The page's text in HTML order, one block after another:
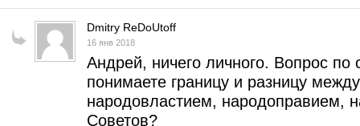
Dmitry ReDoUtoff
16 янв 2018
Андрей, ничего личного. Вопрос по
понимаете границу и разницу
народовластием, народоправием,
Советов?